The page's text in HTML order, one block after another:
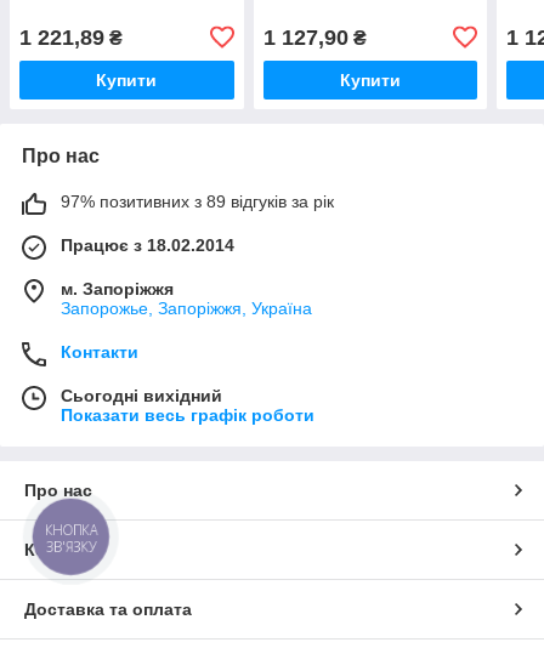
1 221,89 ₴
Купити
1 127,90₴
Купити
1
Про нас
97% позитивних з 89 відгуків за рік
Працює з 18.02.2014
м. Запоріжжя
Запорожье, Запоріжжя, Україна
Контакти
Сьогодні вихідний
Показати весь графік роботи
Про нас
Контакти
Доставка та оплата
КНОПКА
ЗВ'ЯЗКУ